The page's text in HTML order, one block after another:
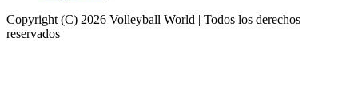
Copyright (C) 2026 Volleyball World | Todos los derechos
reservados